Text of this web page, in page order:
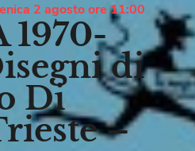
2 agosto ore 11:00
1970-
di
Di
–